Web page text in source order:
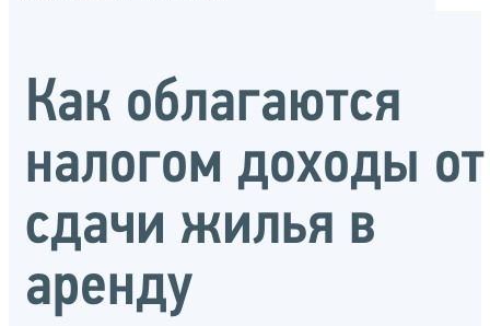
Как облагаются
налогом доходы от
сдачи жилья в
аренду